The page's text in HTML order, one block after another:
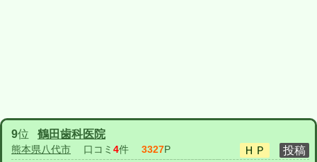
9位 鶴田歯科医院
熊本県八代市 口コミ 4件 3327P